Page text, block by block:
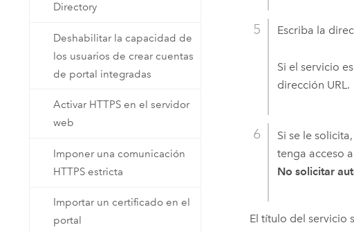
Directory
Deshabilitar la capacidad de
los usuarios de crear cuentas
de portal integradas
Activar HTTPS en el servidor
web
Imponer una comunicación
HTTPS estricta
Importar un certificado en el
portal
Escriba la
Si el servicio
dirección URL.
Si se le
tenga acceso
No solicitar
El título del servicio